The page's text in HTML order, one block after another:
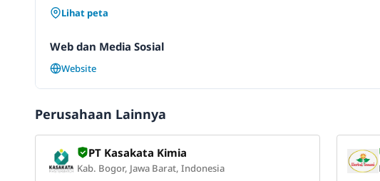
Lihat peta
Web dan Media Sosial
Website
Perusahaan Lainnya
PT Kasakata Kimia
Kab. Bogor, Jawa Barat, Indonesia